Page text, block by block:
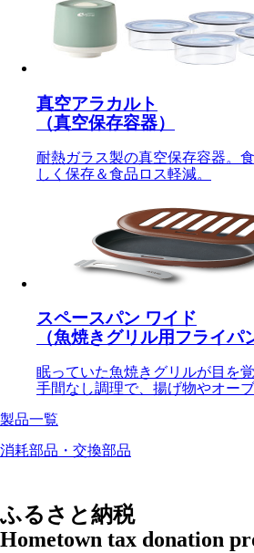
真空アラカルト
（真空保存容器）
耐熱ガラス製の真空保存容器。
しく保存＆食品ロス軽減。
スペースパン ワイド
（魚焼きグリル用フライパ
眠っていた魚焼きグリルが目を
手間なし調理で、揚げ物やオーブ
製品一覧
消耗部品・交換部品
ふるさと納税
Hometown tax donation